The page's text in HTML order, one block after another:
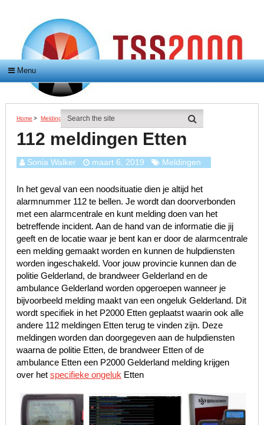
Menu
Home > Meldingen > 112 Meldingen Etten
112 meldingen Etten
Sonia Walker maart 6, 2019 Meldingen
In het geval van een noodsituatie dien je altijd het
alarmnummer 112 te bellen. Je wordt dan doorverbonden
met een alarmcentrale en kunt melding doen van het
betreffende incident. Aan de hand van de informatie die jij
geeft en de locatie waar je bent kan er door de alarmcentrale
een melding gemaakt worden en kunnen de hulpdiensten
worden ingeschakeld. Voor jouw provincie kunnen dan de
politie Gelderland, de brandweer Gelderland en de
ambulance Gelderland worden opgeroepen wanneer je
bijvoorbeeld melding maakt van een ongeluk Gelderland. Dit
wordt specifiek in het P2000 Etten geplaatst waarin ook alle
andere 112 meldingen Etten terug te vinden zijn. Deze
meldingen worden dan doorgegeven aan de hulpdiensten
waarna de politie Etten, de brandweer Etten of de
ambulance Etten een P2000 Gelderland melding krijgen
over het specifieke ongelukEtten